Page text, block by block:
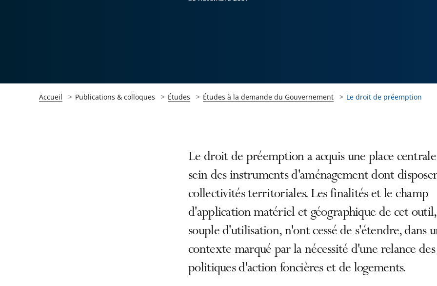
Accueil Publications & colloques Études Études à la demande du Gouvernement Le droit de préemption
Le droit de préemption a acquis une place
sein des instruments d'aménagement dont
collectivités territoriales. Les finalités et le champ
d'application matériel et géographique de cet outil,
souple d'utilisation, n'ont cessé de s'étendre, dans
contexte marqué par la nécessité d'une relance des
politiques d'action foncières et de logements.